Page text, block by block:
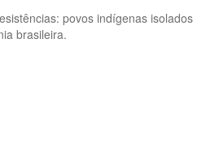
povos indígenas isolados
brasileira.